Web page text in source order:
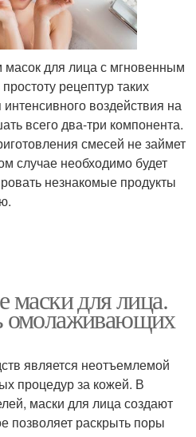
для лица с мгновенным
рецептур таких
воздействия на
всего два-три компонента.
смесей не займет
случае необходимо будет
незнакомые продукты
маски для лица.
омолаживающих
является неотъемлемой
процедур за кожей. В
маски для лица создают
позволяет раскрыть поры